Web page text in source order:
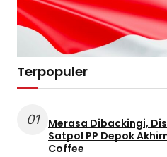
Terpopuler
01
Merasa Dibackingi,
Satpol PP Depok
Coffee